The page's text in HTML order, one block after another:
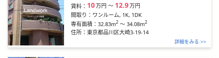
賃料： 10万円〜 12.9万円
間取り： ワンルーム, 1K, 1DK
専有面積：32.83m2 ～ 34.08m2
住所：東京都品川区大崎3-19-14
詳細をみる >>